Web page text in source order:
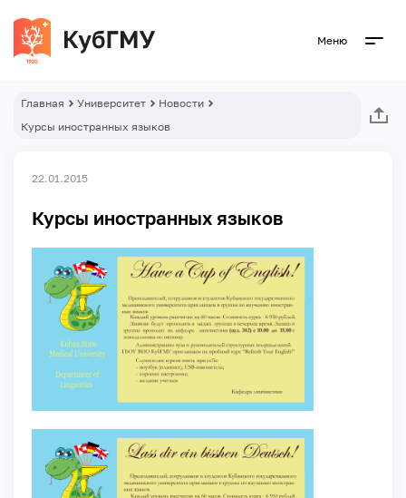
Меню
Главная Университет
Новости
Курсы иностранных языков
22.01.2015
Курсы иностранных языков